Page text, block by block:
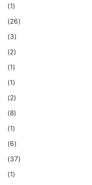
(1)
(26)
(3)
(2)
(1)
(1)
(2)
(8)
(1)
(6)
(37)
(1)